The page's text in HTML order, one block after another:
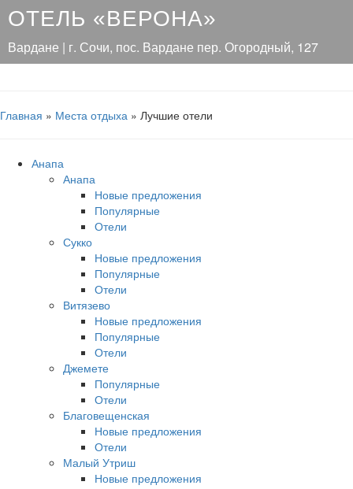
ОТЕЛЬ «ВЕРОНА»
Вардане | г. Сочи, пос. Вардане пер. Огородный, 127
Главная » Места отдыха » Лучшие отели
Анапа
Анапа
Новые предложения
Популярные
Отели
Сукко
Новые предложения
Популярные
Отели
Витязево
Новые предложения
Популярные
Отели
Джемете
Популярные
Отели
Благовещенская
Новые предложения
Отели
Малый Утриш
Новые предложения